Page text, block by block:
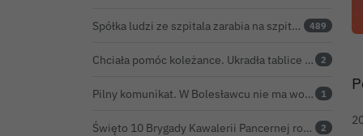
Spółka ludzi ze szpitala zarabia na szpitalu w Bolesławcu. Kwoty pozostają tajne 489
Chciała pomóc koleżance. Ukradła tablice z... niewłaściwego samochodu 2
Pilny komunikat. W Bolesławcu nie ma wody na jednej z ulic – trwa usuwanie awarii 1
Święto 10 Brygady Kawalerii Pancernej rozpoczęte. Za żołnierzami pierwszy dzień uroczystości 2